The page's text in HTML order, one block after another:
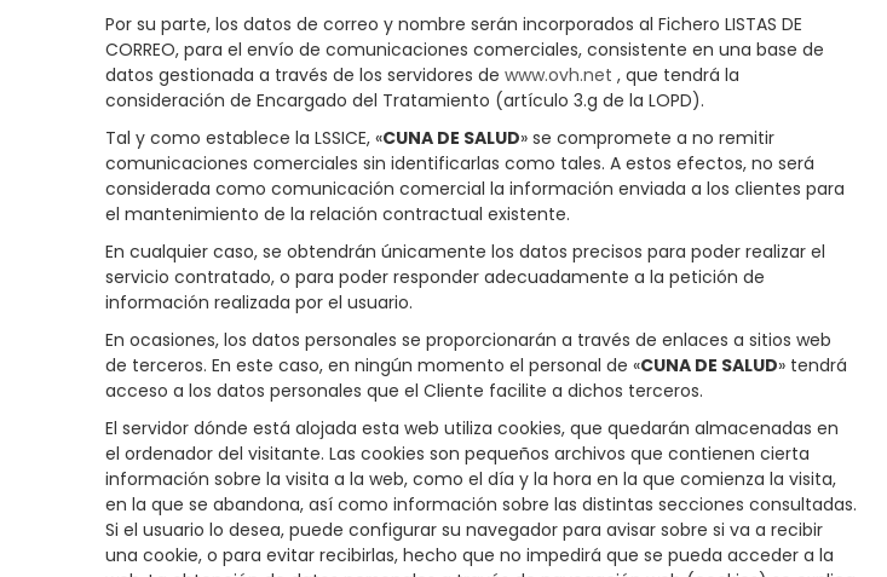
Por su parte, los datos de correo y nombre serán incorporados al Fichero LISTAS DE
CORREO, para el envío de comunicaciones comerciales, consistente en una base de
datos gestionada a través de los servidores de www.ovh.net , que tendrá la
consideración de Encargado del Tratamiento (artículo 3.g de la LOPD).
Tal y como establece la LSSICE, «CUNA DE SALUD» se compromete a no remitir
comunicaciones comerciales sin identificarlas como tales. A estos efectos, no será
considerada como comunicación comercial la información enviada a los clientes para
el mantenimiento de la relación contractual existente.
En cualquier caso, se obtendrán únicamente los datos precisos para poder realizar el
servicio contratado, o para poder responder adecuadamente a la petición de
información realizada por el usuario.
En ocasiones, los datos personales se proporcionarán a través de enlaces a sitios web
de terceros. En este caso, en ningún momento el personal de «CUNA DE SALUD» tendrá
acceso a los datos personales que el Cliente facilite a dichos terceros.
El servidor dónde está alojada esta web utiliza cookies, que quedarán almacenadas en
el ordenador del visitante. Las cookies son pequeños archivos que contienen cierta
información sobre la visita a la web, como el día y la hora en la que comienza la visita,
en la que se abandona, así como información sobre las distintas secciones consultadas.
Si el usuario lo desea, puede configurar su navegador para avisar sobre si va a recibir
una cookie, o para evitar recibirlas, hecho que no impedirá que se pueda acceder a la